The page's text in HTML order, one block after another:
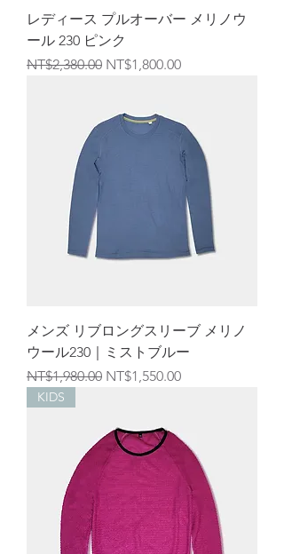
レディース プルオーバー メリノウ
ール 230 ピンク
通常価格
NT$2,380.00 セール価格
NT$1,800.00
メンズ リブロングスリーブ メリノ
ウール230｜ミストブルー
通常価格
NT$1,980.00 セール価格
NT$1,550.00
KIDS